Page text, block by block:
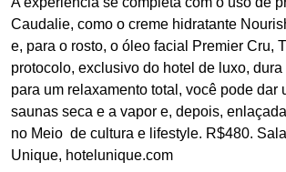
Caudalie, como o creme hidratante
e, para o rosto, o óleo facial Premier Cru,
protocolo, exclusivo do hotel de luxo, dura
para um relaxamento total, você pode dar
saunas seca e a vapor e, depois,
no Meio de cultura e lifestyle. R$480.
Unique, hotelunique.com